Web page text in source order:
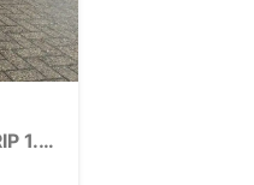
Comfort+ 110PS MHEV 4x4 ALLGRIP 1.4 Boosterjet Allrad Teilleder mit Alcantara Navi Klimaautomatik Sitzheizung ACC PDC v+h Rückf.Kamera Suzuki-Radio Apple CarPlay Android Auto Touchscreen 2xKeyless 17-LM